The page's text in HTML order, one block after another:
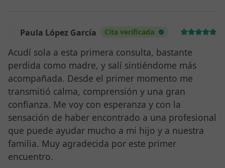
Paula López García Cita verificada
Acudí sola a esta primera consulta, bastante
perdida como madre, y salí sintiéndome más
acompañada. Desde el primer momento me
transmitió calma, comprensión y una gran
confianza. Me voy con esperanza y con la
sensación de haber encontrado a una profesional
que puede ayudar mucho a mi hijo y a nuestra
familia. Muy agradecida por este primer
encuentro.